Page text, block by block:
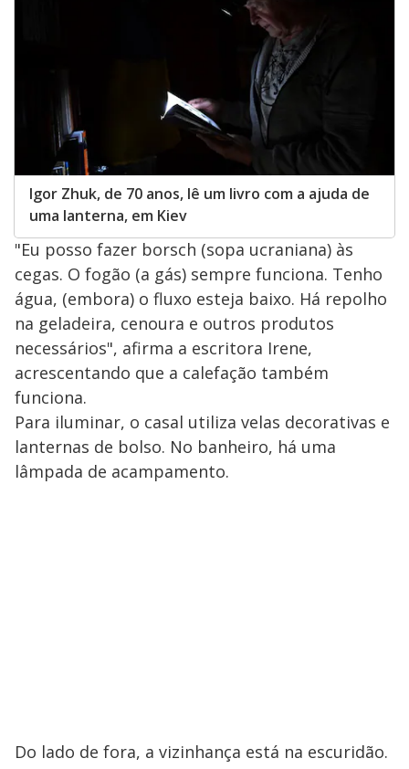
Igor Zhuk, de 70 anos, lê um livro com a ajuda de
uma lanterna, em Kiev
"Eu posso fazer borsch (sopa ucraniana) às
cegas. O fogão (a gás) sempre funciona. Tenho
água, (embora) o fluxo esteja baixo. Há repolho
na geladeira, cenoura e outros produtos
necessários", afirma a escritora Irene,
acrescentando que a calefação também
funciona.
Para iluminar, o casal utiliza velas decorativas e
lanternas de bolso. No banheiro, há uma
lâmpada de acampamento.
Do lado de fora, a vizinhança está na escuridão.